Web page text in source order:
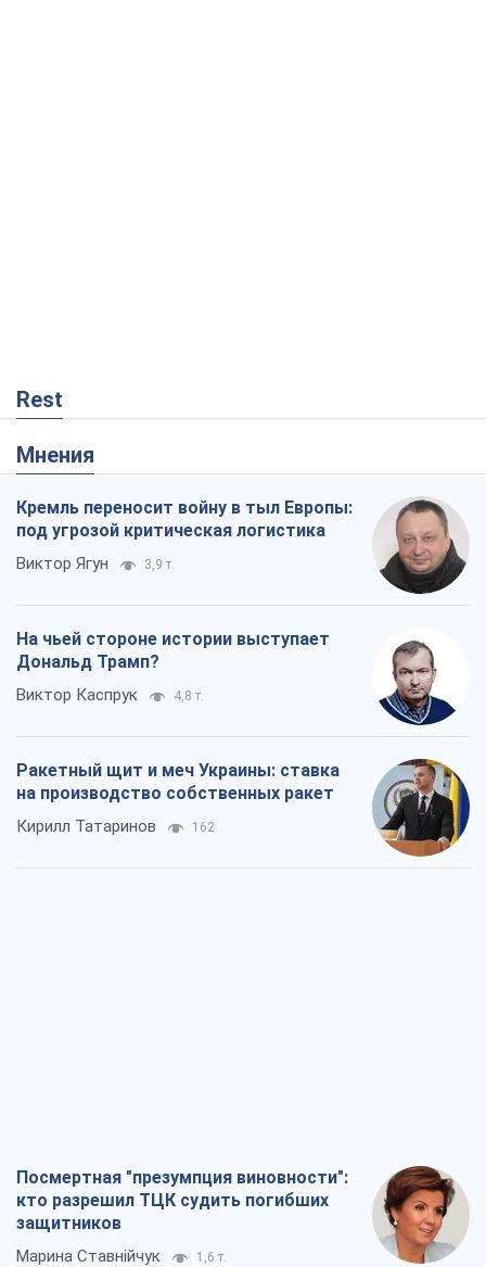
Rest
Мнения
Кремль переносит войну в тыл Европы:
под угрозой критическая логистика
Виктор Ягун 3,9 т.
На чьей стороне истории выступает
Дональд Трамп?
Виктор Каспрук 4,8 т.
Ракетный щит и меч Украины: ставка
на производство собственных ракет
Кирилл Татаринов 162
Посмертная "презумпция виновности":
кто разрешил ТЦК судить погибших
защитников
Марина Ставнійчук 1,6 т.